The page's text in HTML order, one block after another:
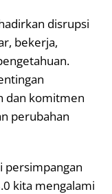
disrupsi
bekerja,
dan komitmen
perubahan
persimpangan
kita mengalami